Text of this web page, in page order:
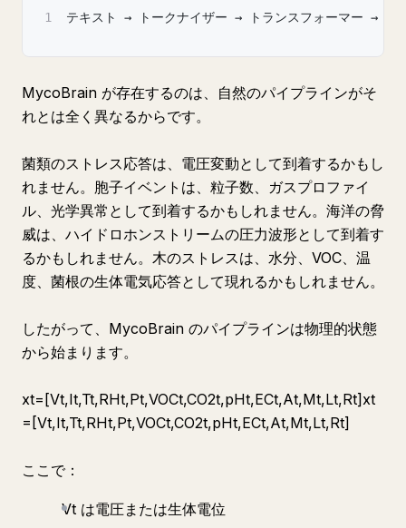
1 テキスト → トークナイザー → トランスフォーマー → テ
MycoBrain が存在するのは、自然のパイプラインがそ
れとは全く異なるからです。
菌類のストレス応答は、電圧変動として到着するかもし
れません。胞子イベントは、粒子数、ガスプロファイ
ル、光学異常として到着するかもしれません。海洋の脅
威は、ハイドロホンストリームの圧力波形として到着す
るかもしれません。木のストレスは、水分、VOC、温
度、菌根の生体電気応答として現れるかもしれません。
したがって、MycoBrain のパイプラインは物理的状態
から始まります。
xt​=[Vt​,It​,Tt​,RHt​,Pt​,VOCt​,CO2t​,pHt​,ECt​,At​,Mt​,Lt​,Rt​]xt​
=[Vt​,It​,Tt​,RHt​,Pt​,VOCt​,CO2t​,pHt​,ECt​,At​,Mt​,Lt​,Rt​]
ここで：
Vt は電圧または生体電位